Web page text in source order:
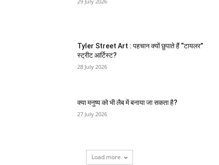
Tyler Street Art : पहचान क्यों छुपाते हैं “टायलर”
स्ट्रीट आर्टिस्ट?
28 July 2026
क्या मनुष्य को भी लैब में बनाया जा सकता है?
27 July 2026
Load more